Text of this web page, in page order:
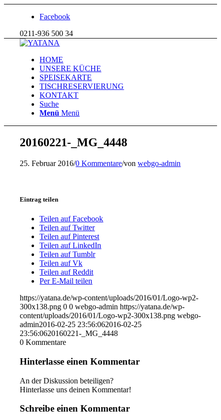
Facebook
0211-936 500 34
HOME
UNSERE KÜCHE
SPEISEKARTE
TISCHRESERVIERUNG
KONTAKT
Suche
Menü Menü
20160221-_MG_4448
25. Februar 2016/0 Kommentare/vonwebgo-admin
Eintrag teilen
Teilen auf Facebook
Teilen auf Twitter
Teilen auf Pinterest
Teilen auf LinkedIn
Teilen auf Tumblr
Teilen auf Vk
Teilen auf Reddit
Per E-Mail teilen
https://yatana.de/wp-content/uploads/2016/01/Logo-wp2-
300x138.png 0 0 webgo-admin https://yatana.de/wp-
content/uploads/2016/01/Logo-wp2-300x138.png webgo-
admin2016-02-25 23:56:062016-02-25
23:56:0620160221-_MG_4448
0 Kommentare
Hinterlasse einen Kommentar
An der Diskussion beteiligen?
Hinterlasse uns deinen Kommentar!
Schreibe einen Kommentar